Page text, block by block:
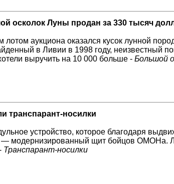
осколок Луны продан за 330 тысяч
аукциона оказался кусок лунной
в Ливии в 1998 году, неизвестный
выручить на 10 000 больше - Большой
транспарант-носилки
устройство, которое благодаря
— модернизированный щит бойцов ОМОНа.
Транспарант-носилки